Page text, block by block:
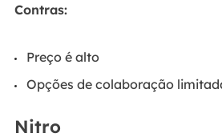
Contras:
Preço é alto
Opções de colaboração
Nitro